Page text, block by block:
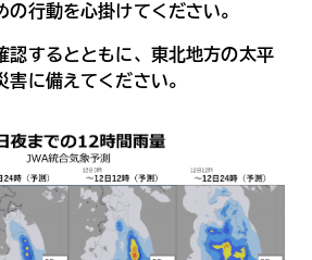
の行動を心掛けてください。
認するとともに、東北地方の太平
に備えてください。